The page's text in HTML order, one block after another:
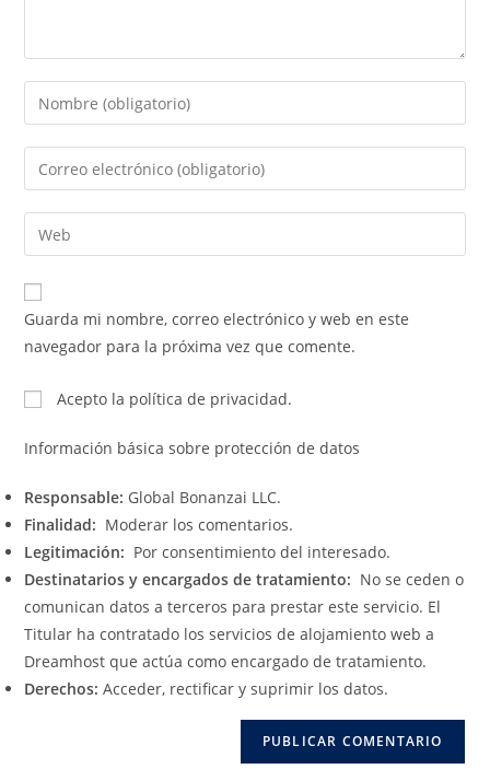
Guarda mi nombre, correo electrónico y web en este
navegador para la próxima vez que comente.
Acepto la política de privacidad.
Información básica sobre protección de datos
Responsable: Global Bonanzai LLC.
Finalidad: Moderar los comentarios.
Legitimación: Por consentimiento del interesado.
Destinatarios y encargados de tratamiento: No se ceden o
comunican datos a terceros para prestar este servicio. El
Titular ha contratado los servicios de alojamiento web a
Dreamhost que actúa como encargado de tratamiento.
Derechos: Acceder, rectificar y suprimir los datos.